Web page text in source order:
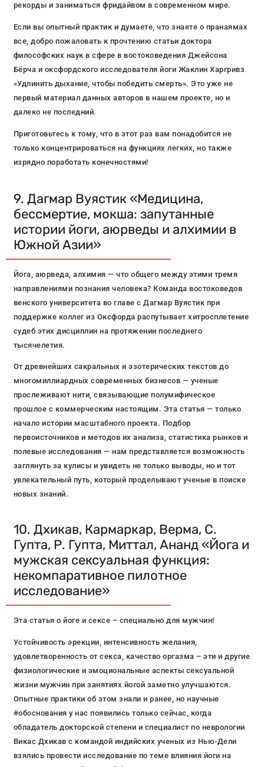
рекорды и заниматься фридайвом в современном мире.
Если вы опытный практик и думаете, что знаете о пранаямах
все, добро пожаловать к прочтению статьи доктора
философских наук в сфере в востоковедения Джейсона
Бёрча и оксфордского исследователя йоги Жаклин Харгривз
«Удлинить дыхание, чтобы победить смерть». Это уже не
первый материал данных авторов в нашем проекте, но и
далеко не последний.
Приготовьтесь к тому, что в этот раз вам понадобится не
только концентрироваться на функциях легких, но также
изрядно поработать конечностями!
9. Дагмар Вуястик «Медицина,
бессмертие, мокша: запутанные
истории йоги, аюрведы и алхимии в
Южной Азии»
Йога, аюрведа, алхимия — что общего между этими тремя
направлениями познания человека? Команда востоковедов
венского университета во главе с Дагмар Вуястик при
поддержке коллег из Оксфорда распутывает хитросплетение
судеб этих дисциплин на протяжении последнего
тысячелетия.
От древнейших сакральных и эзотерических текстов до
многомиллиардных современных бизнесов — ученые
прослеживают нити, связывающие полумифическое
прошлое с коммерческим настоящим. Эта статья — только
начало истории масштабного проекта. Подбор
первоисточников и методов их анализа, статистика рынков и
полевые исследования — нам представляется возможность
заглянуть за кулисы и увидеть не только выводы, но и тот
увлекательный путь, который проделывают ученые в поиске
новых знаний.
10. Дхикав, Кармаркар, Верма, С.
Гупта, Р. Гупта, Миттал, Ананд «Йога и
мужская сексуальная функция:
некомпаративное пилотное
исследование»
Эта статья о йоге и сексе – специально для мужчин!
Устойчивость эрекции, интенсивность желания,
удовлетворенность от секса, качество оргазма – эти и другие
физиологические и эмоциональные аспекты сексуальной
жизни мужчин при занятиях йогой заметно улучшаются.
Опытные практики об этом знали и ранее, но научные
#обоснования у нас появились только сейчас, когда
обладатель докторской степени и специалист по неврологии
Викас Дхикав с командой индийских ученых из Нью-Дели
взялись провести исследование по теме влияния йоги на